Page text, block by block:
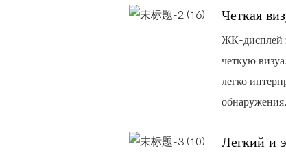
Четкая
ЖК-дисплей
четкую
легко
обнаружения.
Легкий и